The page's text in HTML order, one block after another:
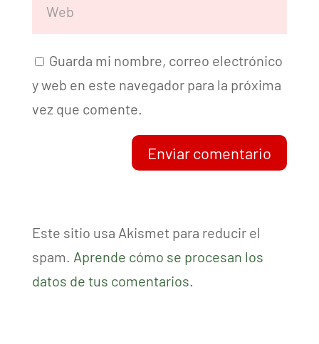
Guarda mi nombre, correo electrónico
y web en este navegador para la próxima
vez que comente.
Enviar comentario
Este sitio usa Akismet para reducir el
spam. Aprende cómo se procesan los
datos de tus comentarios.